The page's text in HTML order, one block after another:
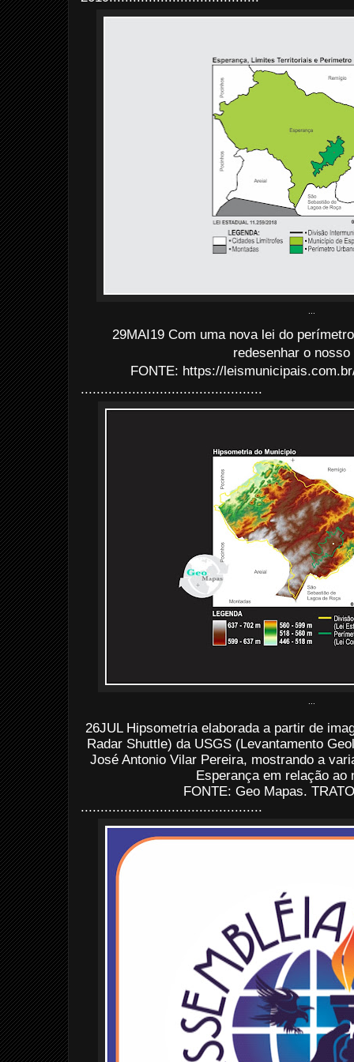
29MAI19 Com uma nova lei do
redesenhar o nosso
FONTE: https://
..............................................
26JUL Hipsometria elaborada a partir de
Radar Shuttle) da USGS (Levantamento
José Antonio Vilar Pereira, mostrando a
Esperança em relação ao
FONTE: Geo Mapas.
..............................................